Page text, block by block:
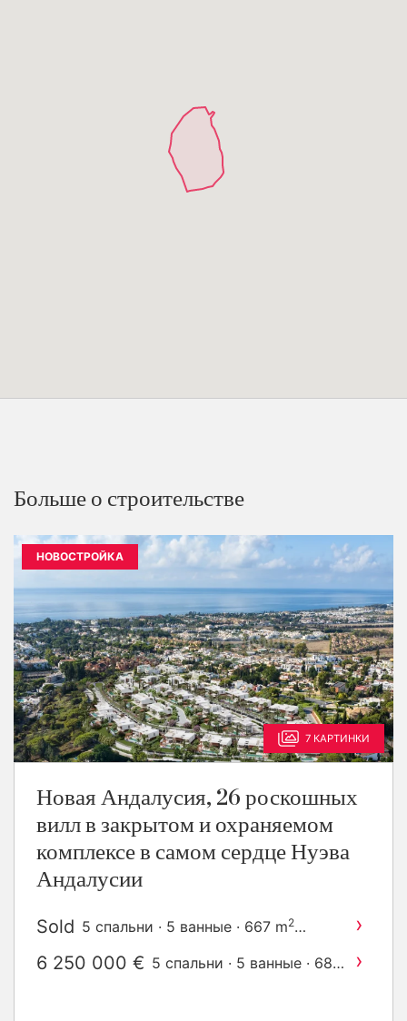
Больше о строительстве
НОВОСТРОЙКА
7 КАРТИНКИ
Новая Андалусия, 26 роскошных
вилл в закрытом и охраняемом
комплексе в самом сердце Нуэва
Андалусии
Sold 5 спальни · 5 ванные · 667 m2 ›
6 250 000 € 5 спальни · 5 ванные · 684
›